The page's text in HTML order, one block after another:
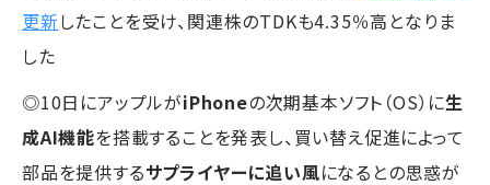
更新したことを受け、関連株のTDKも4.35％高となりま
した
◎10日にアップルがiPhoneの次期基本ソフト（OS）に生
成AI機能を搭載することを発表し、買い替え促進によって
部品を提供するサプライヤーに追い風になるとの思惑が